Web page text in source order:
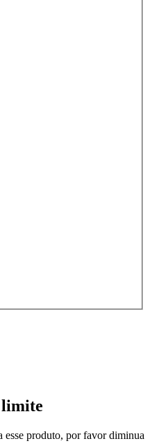
limite
esse produto, por favor diminua